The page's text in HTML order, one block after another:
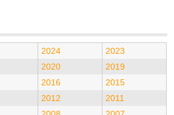
2024
2023
2020
2019
2016
2015
2012
2011